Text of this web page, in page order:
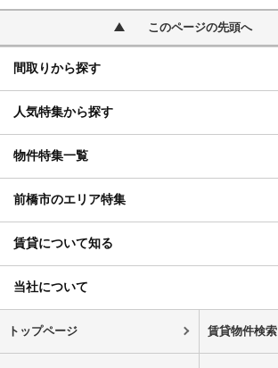
このページの先頭へ
間取りから探す
人気特集から探す
物件特集一覧
前橋市のエリア特集
賃貸について知る
当社について
トップページ 賃貸物件検索